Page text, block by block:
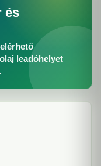
és
leadóhelyet